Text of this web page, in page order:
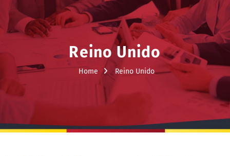
Reino Unido
Home Reino Unido